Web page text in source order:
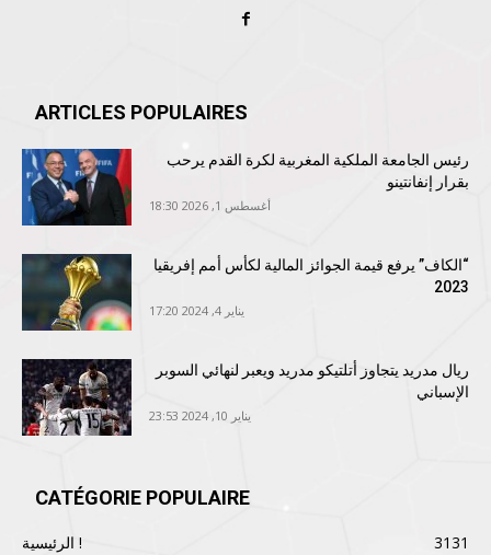
ARTICLES POPULAIRES
رئيس الجامعة الملكية المغربية لكرة القدم يرحب
بقرار إنفانتينو
أغسطس 1, 2026 18:30
“الكاف” يرفع قيمة الجوائز المالية لكأس أمم إفريقيا
2023
يناير 4, 2024 17:20
ريال مدريد يتجاوز أتلتيكو مدريد ويعبر لنهائي السوبر
الإسباني
يناير 10, 2024 23:53
CATÉGORIE POPULAIRE
الرئيسية !
3131